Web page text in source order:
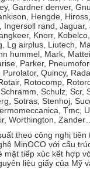
Gardner denver,
Hengde,
Ingersoll rand, Jaguar,
Knorr,
Lg airplus, Liutech,
hummel, Mark,
Parker,
Purolator, Quincy,
Rotocomp,
Schulz, Scr,
Sotras, Stenhoj,
Tmc,
Worthington,
theo công nghị tiên
MinOCO với cấu
mặt tiếp xúc kết hợp
liệu giấy của Mỹ